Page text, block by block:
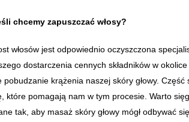
chcemy zapuszczać włosy?
włosów jest odpowiednio oczyszczona
dostarczenia cennych składników w okolice
krążenia naszej skóry głowy.
które pomagają nam w tym procesie. Warto
tak, aby masaż skóry głowy mógł odbywać